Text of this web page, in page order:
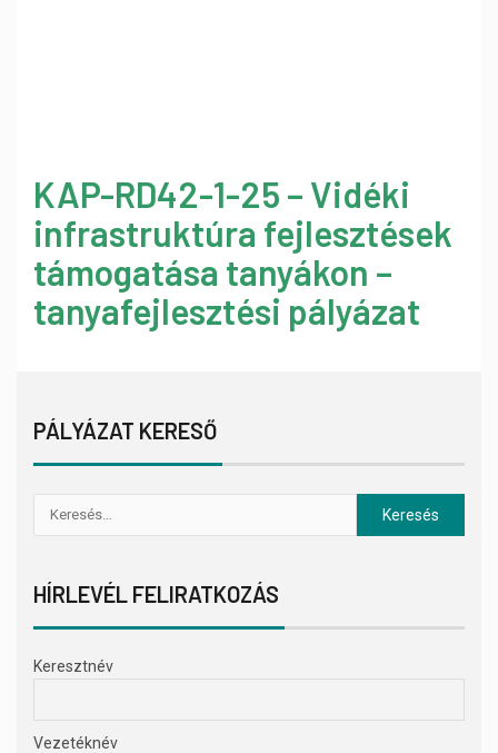
KAP-RD42-1-25 – Vidéki
infrastruktúra fejlesztések
támogatása tanyákon –
tanyafejlesztési pályázat
PÁLYÁZAT KERESŐ
HÍRLEVÉL FELIRATKOZÁS
Keresztnév
Vezetéknév